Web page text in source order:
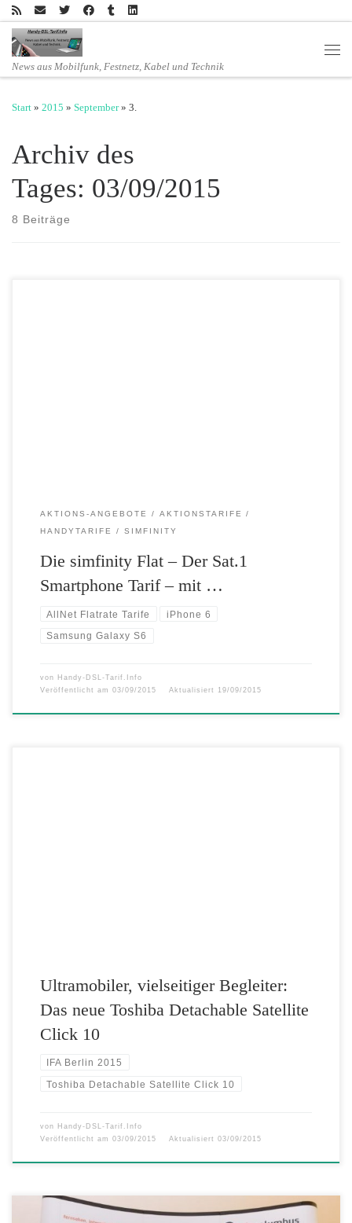
Zum Inhalt springen
News aus Mobilfunk, Festnetz, Kabel und Technik
Start » 2015 » September » 3.
Archiv des
Tages: 03/09/2015
8 Beiträge
AKTIONS-ANGEBOTE
AKTIONSTARIFE
HANDYTARIFE
SIMFINITY
Die simfinity Flat – Der Sat.1
Smartphone Tarif – mit …
AllNet Flatrate Tarife iPhone 6
Samsung Galaxy S6
von Handy-DSL-Tarif.Info
Veröffentlicht am 03/09/2015 Aktualisiert 19/09/2015
Ultramobiler, vielseitiger Begleiter:
Das neue Toshiba Detachable Satellite
Click 10
IFA Berlin 2015
Toshiba Detachable Satellite Click 10
von Handy-DSL-Tarif.Info
Veröffentlicht am 03/09/2015 Aktualisiert 03/09/2015